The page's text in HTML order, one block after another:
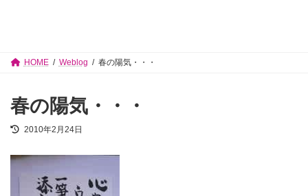
HOME Weblog 春の陽気・・・
春の陽気・・・
最
新
2010年2月24日